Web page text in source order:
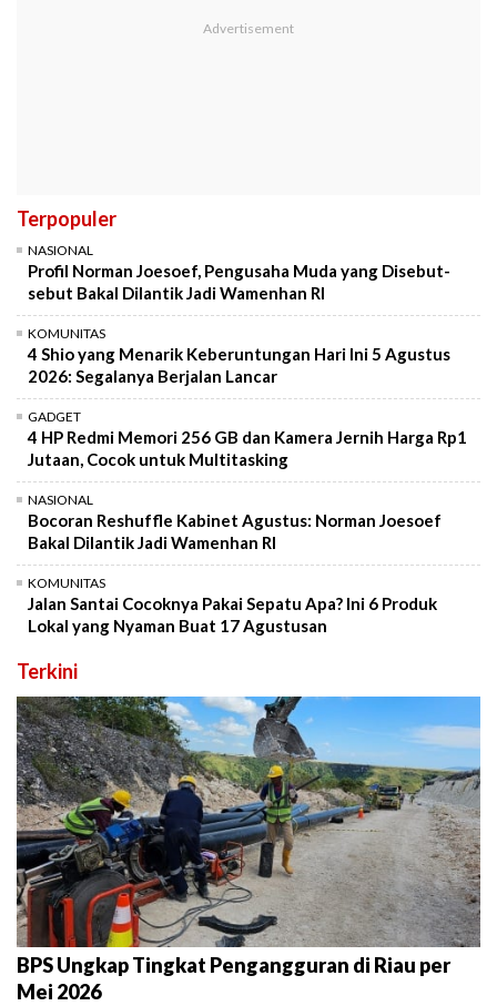
Terpopuler
NASIONAL
Profil Norman Joesoef, Pengusaha Muda yang Disebut-
sebut Bakal Dilantik Jadi Wamenhan RI
KOMUNITAS
4 Shio yang Menarik Keberuntungan Hari Ini 5 Agustus
2026: Segalanya Berjalan Lancar
GADGET
4 HP Redmi Memori 256 GB dan Kamera Jernih Harga Rp1
Jutaan, Cocok untuk Multitasking
NASIONAL
Bocoran Reshuffle Kabinet Agustus: Norman Joesoef
Bakal Dilantik Jadi Wamenhan RI
KOMUNITAS
Jalan Santai Cocoknya Pakai Sepatu Apa? Ini 6 Produk
Lokal yang Nyaman Buat 17 Agustusan
Terkini
BPS Ungkap Tingkat Pengangguran di Riau per
Mei 2026